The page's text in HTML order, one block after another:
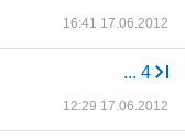
16:41 17.06.2012
... 4
12:29 17.06.2012